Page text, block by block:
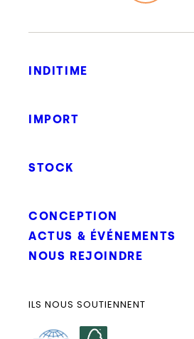
INDITIME
IMPORT
STOCK
CONCEPTION
ACTUS & ÉVÉNEMENTS
NOUS REJOINDRE
ILS NOUS SOUTIENNENT